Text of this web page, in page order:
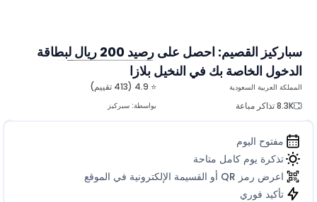
سباركيز القصيم: احصل على رصيد 200 ريال لبطاقة
الدخول الخاصة بك في النخيل بلازا
⭐ 4.9 (413 تقييم)
8.3K تذاكر مباعة
بواسطة: سبركيز
المملكة العربية السعودية
المزيد من الصور
مفتوح اليوم
تذكرة يوم كامل متاحة
اعرض رمز QR أو القسيمة الإلكترونية في الموقع
تأكيد فوري